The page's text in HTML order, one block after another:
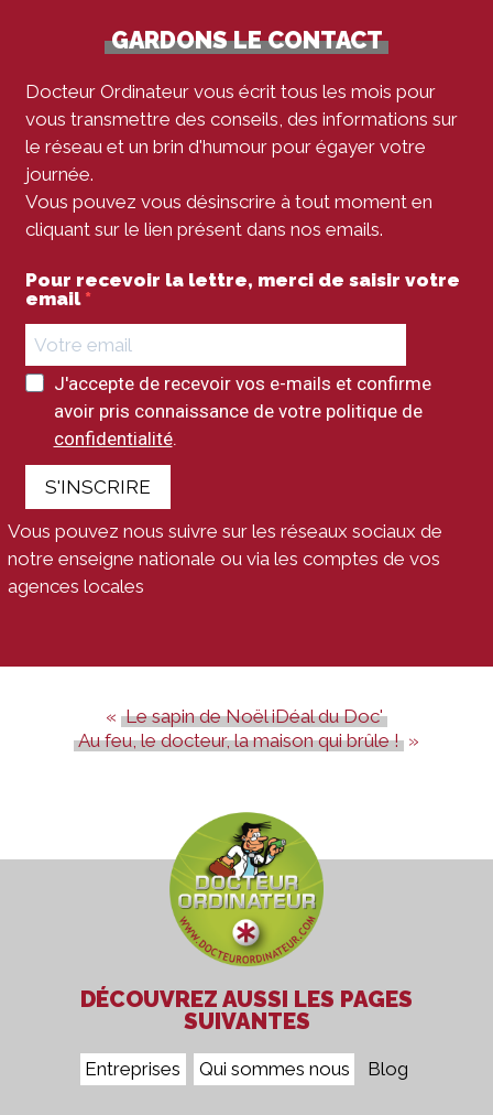
GARDONS LE CONTACT
Docteur Ordinateur vous écrit tous les mois pour
vous transmettre des conseils, des informations sur
le réseau et un brin d'humour pour égayer votre
journée.
Vous pouvez vous désinscrire à tout moment en
cliquant sur le lien présent dans nos emails.
Pour recevoir la lettre, merci de saisir votre
email
J'accepte de recevoir vos e-mails et confirme
avoir pris connaissance de votre politique de
confidentialité.
S'INSCRIRE
Vous pouvez nous suivre sur les réseaux sociaux de
notre enseigne nationale ou via les comptes de vos
agences locales
Le sapin de Noël iDéal du Doc'
Au feu, le docteur, la maison qui brûle !
DÉCOUVREZ AUSSI LES PAGES
SUIVANTES
Entreprises Qui sommes nous Blog